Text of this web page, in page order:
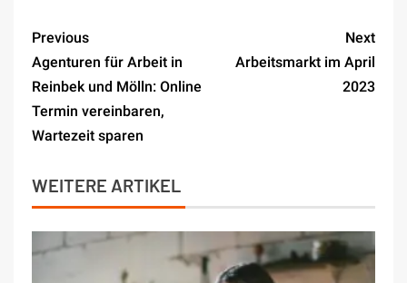
Previous
Agenturen für Arbeit in
Reinbek und Mölln: Online
Termin vereinbaren,
Wartezeit sparen
Next
Arbeitsmarkt im April
2023
WEITERE ARTIKEL